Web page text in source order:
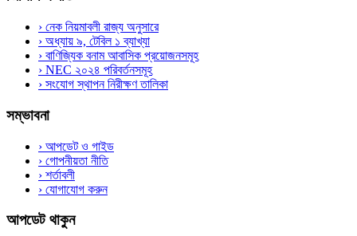
› নেক নিয়মাবলী রাজ্য অনুসারে
› অধ্যায় ৯, টেবিল ১ ব্যাখ্যা
› বাণিজ্যিক বনাম আবাসিক প্রয়োজনসমূহ
› NEC ২০২৪ পরিবর্তনসমূহ
› সংযোগ স্থাপন নিরীক্ষণ তালিকা
সম্ভাবনা
› আপডেট ও গাইড
› গোপনীয়তা নীতি
› শর্তাবলী
› যোগাযোগ করুন
আপডেট থাকুন